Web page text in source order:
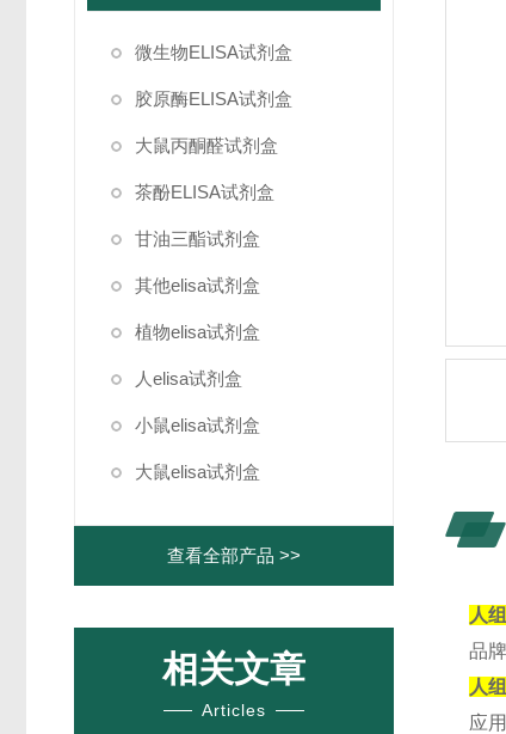
微生物ELISA试剂盒
胶原酶ELISA试剂盒
大鼠丙酮醛试剂盒
茶酚ELISA试剂盒
甘油三酯试剂盒
其他elisa试剂盒
植物elisa试剂盒
人elisa试剂盒
小鼠elisa试剂盒
大鼠elisa试剂盒
查看全部产品 >>
相关文章
Articles
人
品
人
应